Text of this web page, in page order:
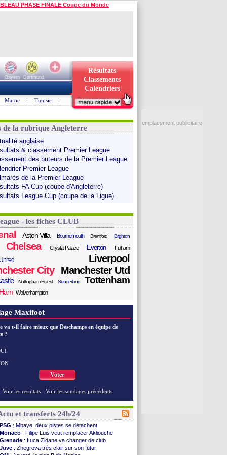
PHASE FINALE Coupe du Monde
Bayern
Dortmund
Résultats
Classements
Calendriers
Maroc | Tunisie |
de la rubrique Angleterre
anglaise
& classement Premier League
des buteurs de la Premier League
Premier League
de la Premier League
FA Cup (coupe d'Angleterre)
League Cup (coupe de la Ligue)
- les fiches CLUB
Aston Villa Bournemouth Brentford Brighton
Chelsea Crystal Palace Everton Fulham
Liverpool
City
Manchester Utd
Nottingham Forest Sunderland Tottenham
Wolverhampton
Maxifoot
va t-il faire mieux que Deschamps en équipe de
?
Voter
Voir les resultats - Voir les sondages précédents
et transferts 24h/24
PSG : Mbaye, deux pistes se détachent
Monaco : Filipe Luis veut remplacer Akliouche
Grenade : Luca Zidane va changer de club
Juve : Zhegrova très clair sur son futur
emplacement publicitaire